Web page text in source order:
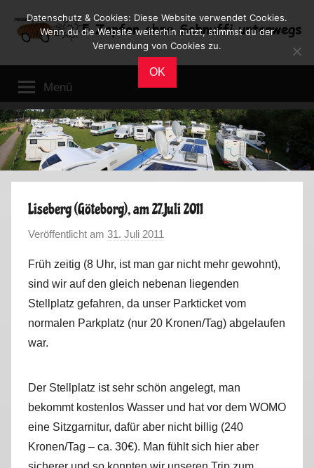
Inhalt
Reiseblog
Leben
im
Wohnmobil
Menü
Liseberg (Göteborg), am 27.Juli 2011
Veröffentlicht am 31. Juli 2011
n
M
a
r
Früh zeitig (8 Uhr, ist man gar nicht mehr gewohnt),
sind wir auf den gleich nebenan liegenden
Stellplatz gefahren, da unser Parkticket vom
normalen Parkplatz (nur 20 Kronen/Tag) abgelaufen
war.
Der Stellplatz ist sehr schön angelegt, man
bekommt kostenlos Wasser und hat vor dem WOMO
eine Sitzgarnitur, dafür aber nicht billig (240
Kronen/Tag – ca. 30€). Man fühlt sich hier aber
Datenschutz & Cookies: Diese Website verwendet Cookies.
Wenn du die Website weiterhin nutzt, stimmst du der
Verwendung von Cookies zu.
OK